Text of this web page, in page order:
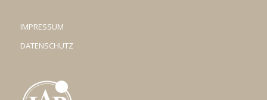
IMPRESSUM
DATENSCHUTZ